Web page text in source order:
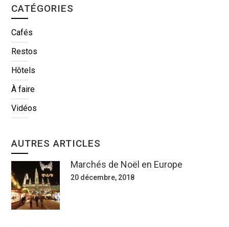
CATÉGORIES
Cafés
Restos
Hôtels
À faire
Vidéos
AUTRES ARTICLES
Marchés de Noël en Europe
20 décembre, 2018